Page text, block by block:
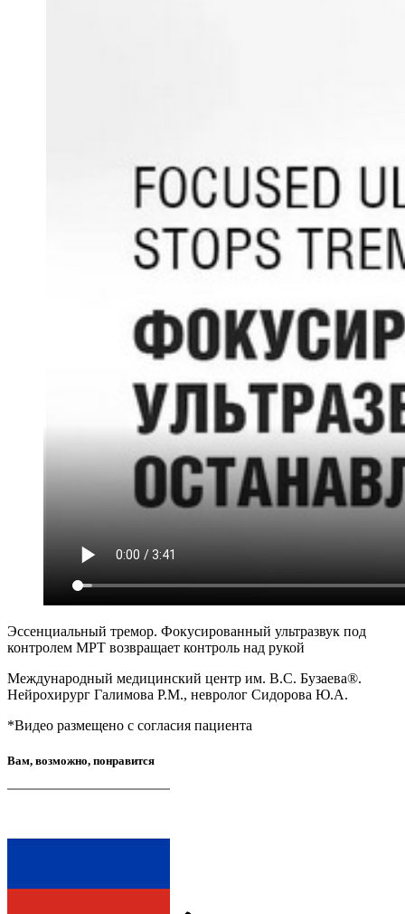
Эссенциальный тремор. Фокусированный ультразвук под
контролем МРТ возвращает контроль над рукой
Международный медицинский центр им. В.С. Бузаева®.
Нейрохирург Галимова Р.М., невролог Сидорова Ю.А.
*Видео размещено с согласия пациента
Вам, возможно, понравится